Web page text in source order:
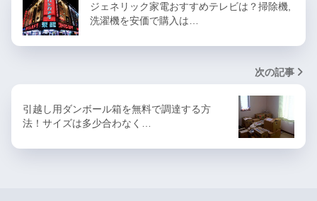
ジェネリック家電おすすめテレビは？掃除機,
洗濯機を安価で購入は…
次の記事
引越し用ダンボール箱を無料で調達する方
法！サイズは多少合わなく…